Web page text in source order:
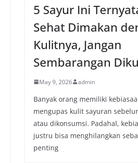
5 Sayur Ini
Sehat Dimakan
Kulitnya, Jangan
Sembarangan
May 9, 2026 admin
Banyak orang memiliki
mengupas kulit sayuran
atau dikonsumsi. Padahal,
justru bisa menghilangkan
penting